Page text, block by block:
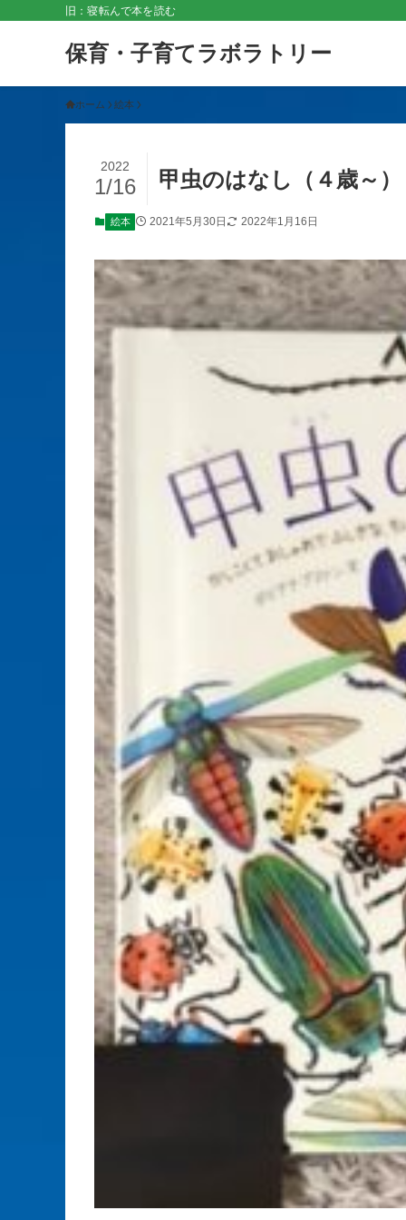
旧：寝転んで本を読む
保育・子育てラボラトリー
ホーム 絵本
甲虫のはなし（４歳～）
2022
1/16
絵本 2021年5月30日 2022年1月16日